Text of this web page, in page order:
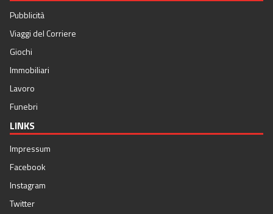
Pubblicità
Viaggi del Corriere
Giochi
Immobiliari
Lavoro
Funebri
LINKS
Impressum
Facebook
Instagram
Twitter